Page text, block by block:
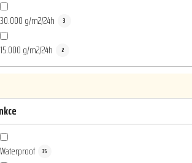
30.000 g/m2/24h 3
15.000 g/m2/24h 2
Waterproof 35